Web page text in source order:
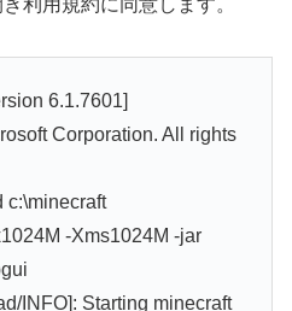
利用規約に同意します。
6.1.7601]
Corporation. All rights
c:\minecraft
-Xms1024M -jar
INFO]: Starting minecraft